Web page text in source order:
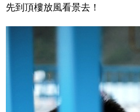
先到頂樓放風看景去！